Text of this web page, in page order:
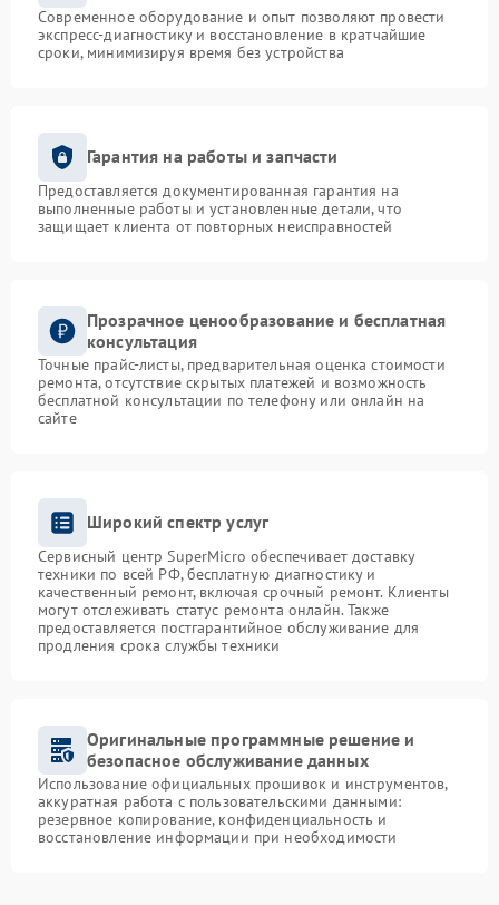
Современное оборудование и опыт позволяют провести
экспресс-диагностику и восстановление в кратчайшие
сроки, минимизируя время без устройства
Гарантия на работы и запчасти
Предоставляется документированная гарантия на
выполненные работы и установленные детали, что
защищает клиента от повторных неисправностей
Прозрачное ценообразование и бесплатная
консультация
Точные прайс-листы, предварительная оценка стоимости
ремонта, отсутствие скрытых платежей и возможность
бесплатной консультации по телефону или онлайн на
сайте
Широкий спектр услуг
Сервисный центр SuperMicro обеспечивает доставку
техники по всей РФ, бесплатную диагностику и
качественный ремонт, включая срочный ремонт. Клиенты
могут отслеживать статус ремонта онлайн. Также
предоставляется постгарантийное обслуживание для
продления срока службы техники
Оригинальные программные решение и
безопасное обслуживание данных
Использование официальных прошивок и инструментов,
аккуратная работа с пользовательскими данными:
резервное копирование, конфиденциальность и
восстановление информации при необходимости